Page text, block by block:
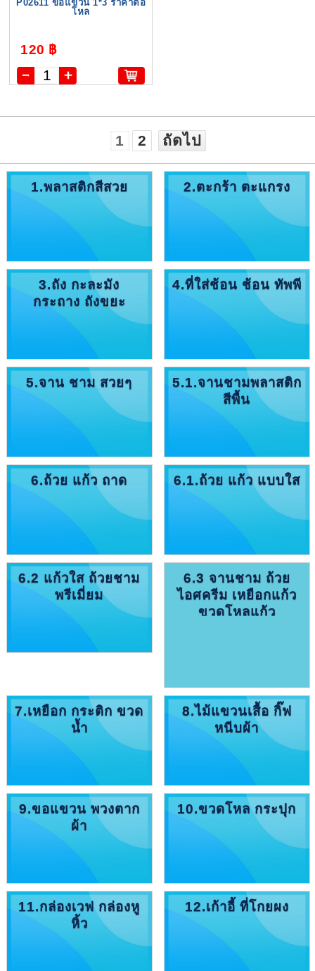
P02611 ขอแขวน 1*3 ราคาต่อ
โหล
120 ฿
1 2 ถัดไป
1.พลาสติกสีสวย 2.ตะกร้า ตะแกรง
3.ถัง กะละมัง
กระถาง ถังขยะ
4.ที่ใส่ช้อน ช้อน ทัพพี
5.จาน ชาม สวยๆ
5.1.จานชามพลาสติก
สีพื้น
6.ถ้วย แก้ว ถาด 6.1.ถ้วย แก้ว แบบใส
6.2 แก้วใส ถ้วยชาม
พรีเมี่ยม
6.3 จานชาม ถ้วย
ไอศครีม เหยือกแก้ว
ขวดโหลแก้ว
7.เหยือก กระติก ขวด
น้ำ
8.ไม้แขวนเสื้อ กิ๊ฟ
หนีบผ้า
9.ขอแขวน พวงตาก
ผ้า
10.ขวดโหล กระปุก
11.กล่องเวฟ กล่องหู
หิ้ว
12.เก้าอี้ ที่โกยผง